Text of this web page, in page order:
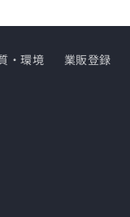
・環境 業販登録